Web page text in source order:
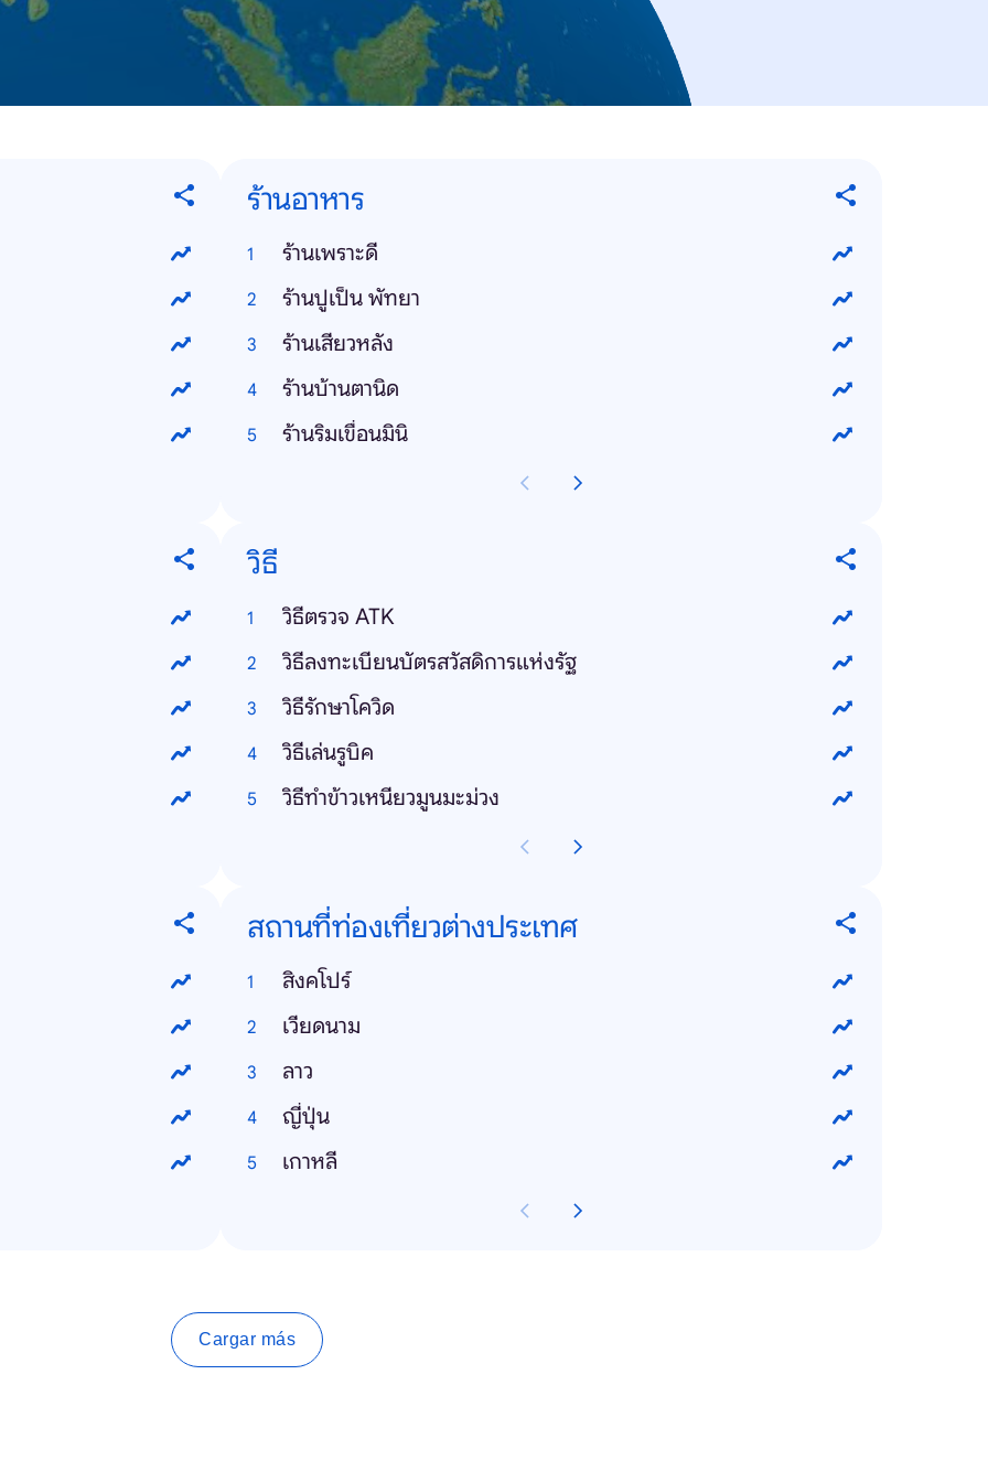
ร้านอาหาร
ร้านเพราะดี
ร้านปูเป็น พัทยา
ร้านเสียวหลัง
ร้านบ้านตานิด
ร้านริมเขื่อนมินิ
วิธี
วิธีตรวจ ATK
วิธีลงทะเบียนบัตรสวัสดิการแห่งรัฐ
วิธีรักษาโควิด
วิธีเล่นรูบิค
วิธีทำข้าวเหนียวมูนมะม่วง
สถานที่ท่องเที่ยวต่างประเทศ
สิงคโปร์
เวียดนาม
ลาว
ญี่ปุ่น
เกาหลี
Cargar más